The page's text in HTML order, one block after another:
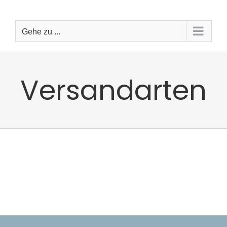
Inhalt
springenGehe zu ...
Versandarten